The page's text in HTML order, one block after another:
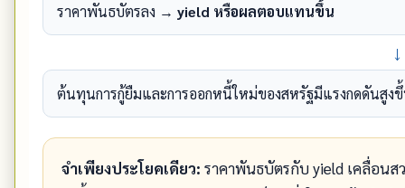
ราคาพันธบัตรลง → yield หรือผลตอบแทนขึ้น
↓
ต้นทุนการกู้ยืมและการออกหนี้ใหม่ของสหรัฐมีแรงกดดันสูง
จำเพียงประโยคเดียว: ราคาพันธบัตรกับ yield เคลื่อนส